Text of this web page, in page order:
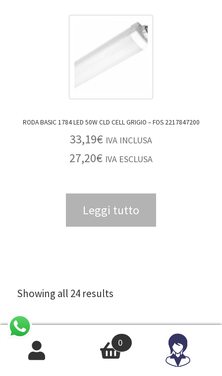
RODA BASIC 1784 LED 50W CLD CELL GRIGIO – FOS 2217847200
33,19€ IVA INCLUSA
27,20€ IVA ESCLUSA
Leggi tutto
Showing all 24 results
ACCESSORI IMPIANTI ELETTRICI
ANTENNE TV E ACCESSORI
0